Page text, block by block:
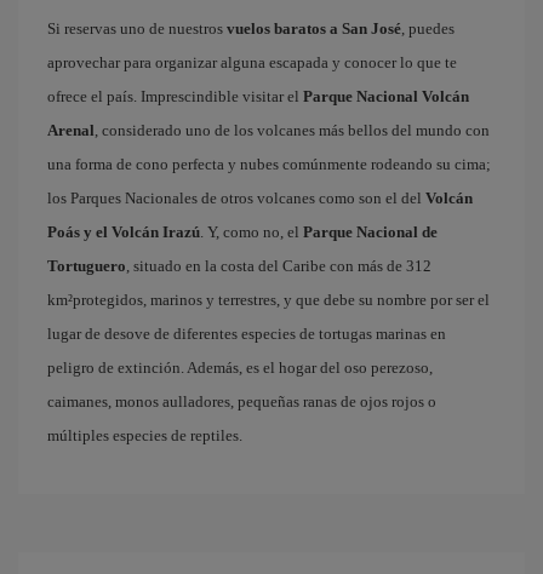
Si reservas uno de nuestros vuelos baratos a San José, puedes
aprovechar para organizar alguna escapada y conocer lo que te
ofrece el país. Imprescindible visitar el Parque Nacional Volcán
Arenal, considerado uno de los volcanes más bellos del mundo con
una forma de cono perfecta y nubes comúnmente rodeando su cima;
los Parques Nacionales de otros volcanes como son el del Volcán
Poás y el Volcán Irazú. Y, como no, el Parque Nacional de
Tortuguero, situado en la costa del Caribe con más de 312
km²protegidos, marinos y terrestres, y que debe su nombre por ser el
lugar de desove de diferentes especies de tortugas marinas en
peligro de extinción. Además, es el hogar del oso perezoso,
caimanes, monos aulladores, pequeñas ranas de ojos rojos o
múltiples especies de reptiles.